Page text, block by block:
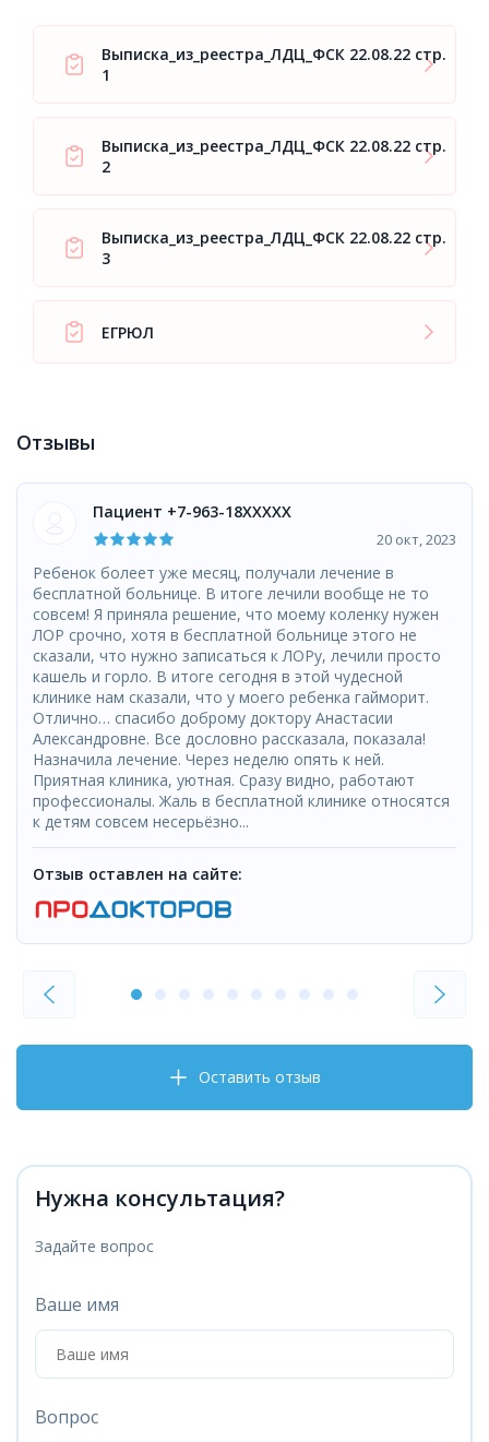
Выписка_из_реестра_ЛДЦ_ФСК 22.08.22 стр.
1
Выписка_из_реестра_ЛДЦ_ФСК 22.08.22 стр.
2
Выписка_из_реестра_ЛДЦ_ФСК 22.08.22 стр.
3
ЕГРЮЛ
Отзывы
Пациент +7-963-18XXXXX
20 окт, 2023
Ребенок болеет уже месяц, получали лечение в
бесплатной больнице. В итоге лечили вообще не то
совсем! Я приняла решение, что моему коленку нужен
ЛОР срочно, хотя в бесплатной больнице этого не
сказали, что нужно записаться к ЛОРу, лечили просто
кашель и горло. В итоге сегодня в этой чудесной
клинике нам сказали, что у моего ребенка гайморит.
Отлично… спасибо доброму доктору Анастасии
Александровне. Все дословно рассказала, показала!
Назначила лечение. Через неделю опять к ней.
Приятная клиника, уютная. Сразу видно, работают
профессионалы. Жаль в бесплатной клинике относятся
к детям совсем несерьёзно...
Отзыв оставлен на сайте:
Оставить отзыв
Нужна консультация?
Задайте вопрос
Ваше имя
Вопрос